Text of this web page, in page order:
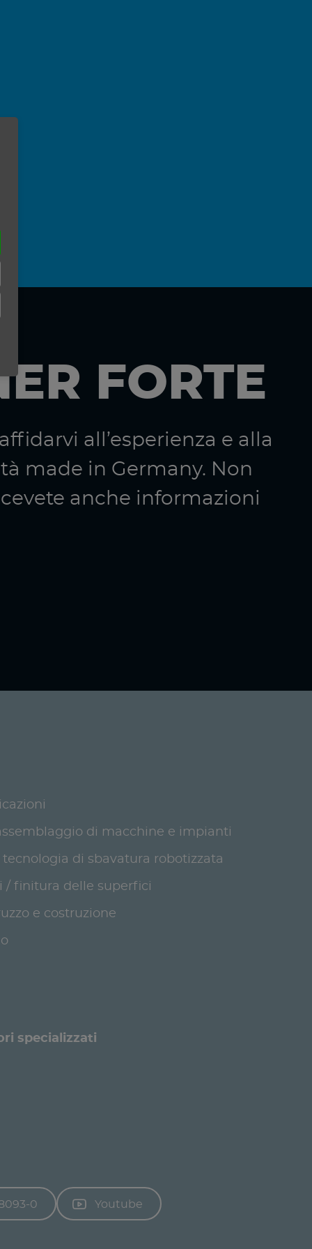
FORTE
all’esperienza e alla
made in Germany. Non
anche informazioni
di macchine e impianti
di sbavatura robotizzata
/ finitura delle superfici
e costruzione
specializzati
0 Youtube